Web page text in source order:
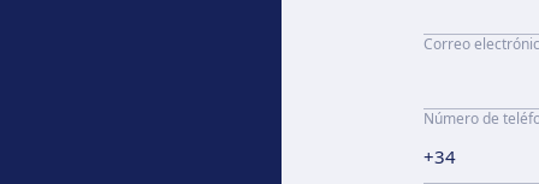
Correo
Número de